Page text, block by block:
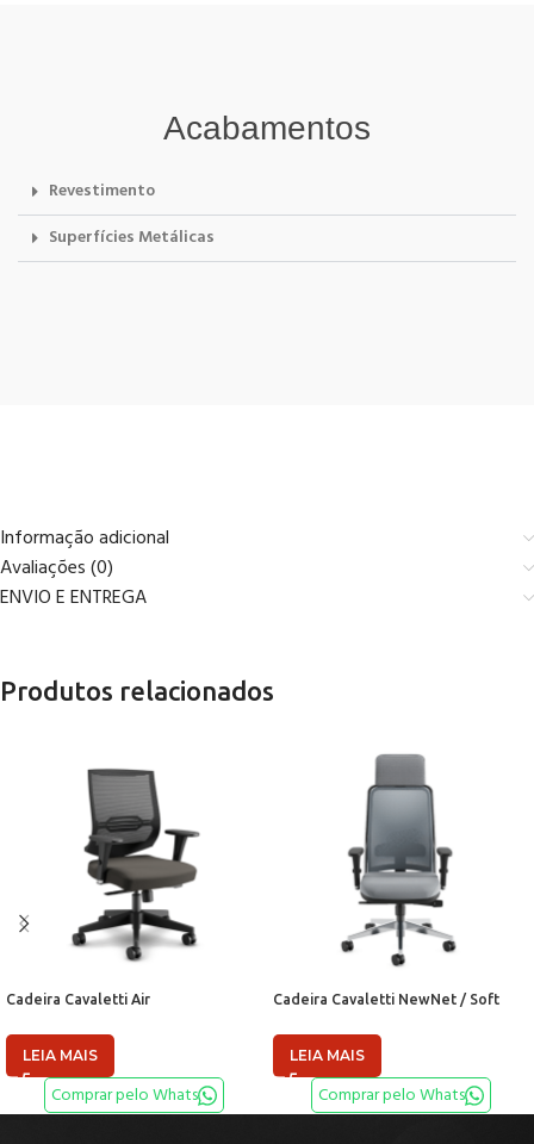
Acabamentos
Revestimento
Superfícies Metálicas
Informação adicional
Avaliações (0)
ENVIO E ENTREGA
Produtos relacionados
Cadeira Cavaletti Air
LEIA MAIS
Comprar pelo Whats
Cadeira Cavaletti NewNet / Soft
LEIA MAIS
Comprar pelo Whats